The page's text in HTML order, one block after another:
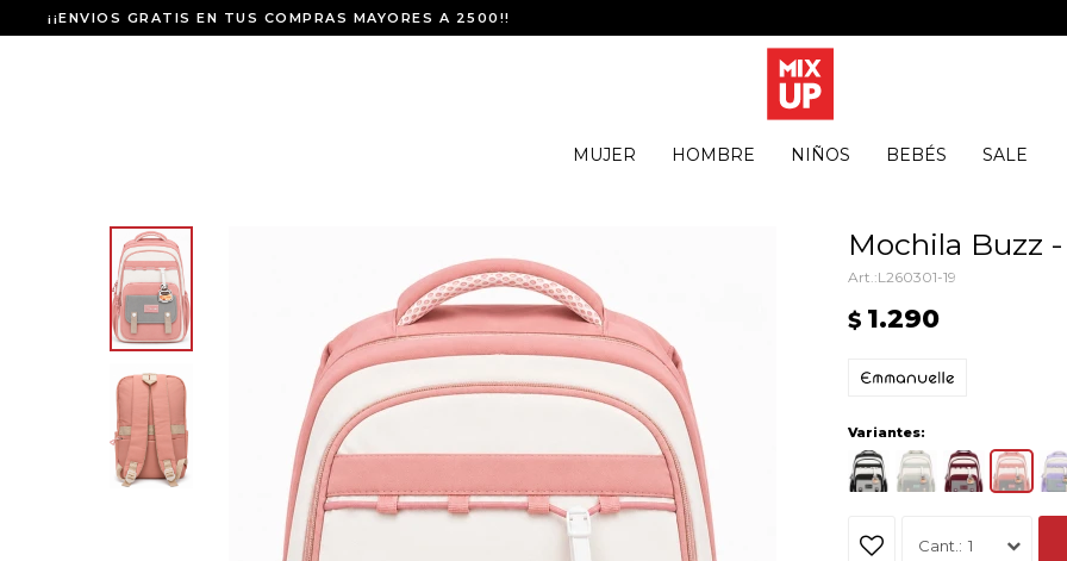
MUJER HOMBRE NIÑOS BEBÉS SALE
¡¡ENVIOS GRATIS EN TUS COMPRAS MAYORES A 2500!!
Mochila Buzz
L260301-19
$ 1.290
Variantes:
1